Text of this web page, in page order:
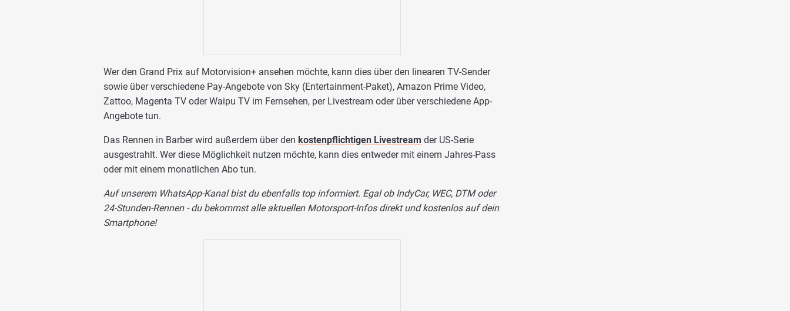
Wer den Grand Prix auf Motorvision+ ansehen möchte, kann dies über den linearen TV-Sender
sowie über verschiedene Pay-Angebote von Sky (Entertainment-Paket), Amazon Prime Video,
Zattoo, Magenta TV oder Waipu TV im Fernsehen, per Livestream oder über verschiedene App-
Angebote tun.
Das Rennen in Barber wird außerdem über den kostenpflichtigen Livestream der US-Serie
ausgestrahlt. Wer diese Möglichkeit nutzen möchte, kann dies entweder mit einem Jahres-Pass
oder mit einem monatlichen Abo tun.
Auf unserem WhatsApp-Kanal bist du ebenfalls top informiert. Egal ob IndyCar, WEC, DTM oder
24-Stunden-Rennen - du bekommst alle aktuellen Motorsport-Infos direkt und kostenlos auf dein
Smartphone!